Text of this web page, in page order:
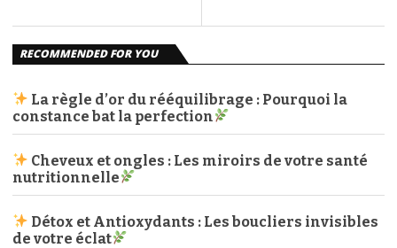
RECOMMENDED FOR YOU
La règle d’or du rééquilibrage : Pourquoi la
constance bat la perfection
Cheveux et ongles : Les miroirs de votre santé
nutritionnelle
Détox et Antioxydants : Les boucliers invisibles
de votre éclat